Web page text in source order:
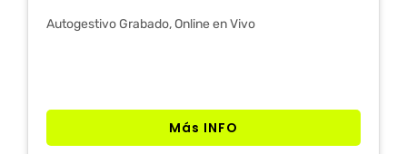
Autogestivo Grabado, Online en Vivo
Más INFO